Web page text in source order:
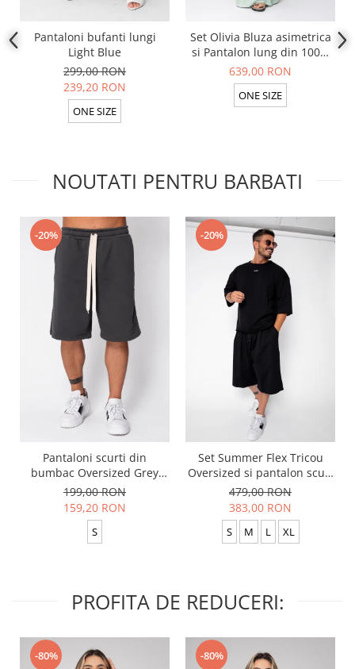
Pantaloni bufanti lungi
Light Blue
299,00 RON
239,20 RON
ONE SIZE
Set Olivia Bluza asimetrica
si Pantalon lung din 100%
in Light Olive
639,00 RON
ONE SIZE
NOUTATI PENTRU BARBATI
-20%
Pantaloni scurti din
bumbac Oversized Grey
Anthracite
199,00 RON
159,20 RON
S
-20%
Set Summer Flex Tricou
Oversized si pantalon scurt
Baggy Black
479,00 RON
383,00 RON
S M L XL
PROFITA DE REDUCERI:
-80% -80%